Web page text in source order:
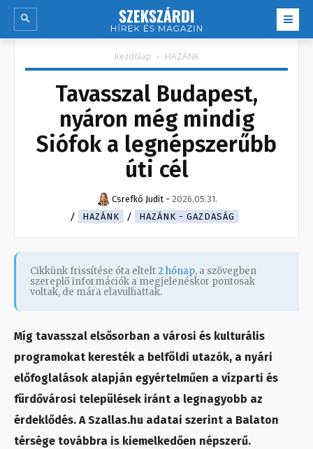
Kezdőlap HAZÁNK
Tavasszal Budapest,
nyáron még mindig
Siófok a legnépszerűbb
úti cél
Csrefkó Judit - 2026.05.31.
HAZÁNK
HAZÁNK - GAZDASÁG
Cikkünk frissítése óta eltelt2 hónap, a szövegben
szereplő információk a megjelenéskor pontosak
voltak, de mára elavulhattak.
Míg tavasszal elsősorban a városi és kulturális
programokat keresték a belföldi utazók, a nyári
előfoglalások alapján egyértelműen a vízparti és
fürdővárosi települések iránt a legnagyobb az
érdeklődés. A Szallas.hu adatai szerint a Balaton
térsége továbbra is kiemelkedően népszerű.